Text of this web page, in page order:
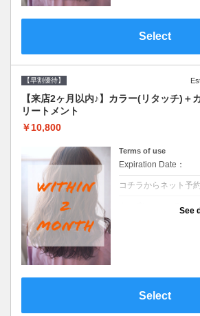
Select
【早割優待】
【来店2ヶ月以内♪】カラー(リタッチ)＋
リートメント
￥10,800
Terms of use
Expiration Date：
コチラからネット予
See
Select